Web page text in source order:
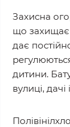
Захисна
що захищає
дає
дитини.
вулиці,